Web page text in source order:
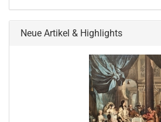
Neue Artikel & Highlights